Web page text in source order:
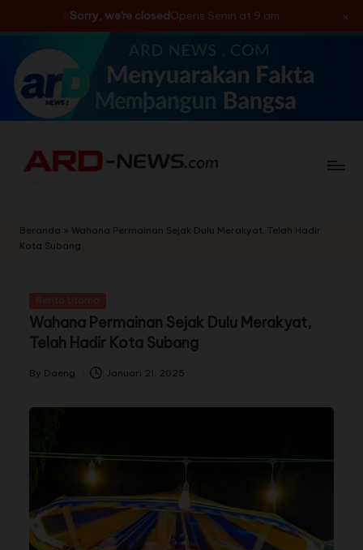
Sorry, we're closedOpens Senin at 9 am ×
Skip
content
Beranda » Wahana Permainan Sejak Dulu Merakyat, Telah Hadir
Kota Subang
Wahana Permainan Sejak Dulu Merakyat,
Telah Hadir Kota Subang
By Daeng Januari 21, 2025